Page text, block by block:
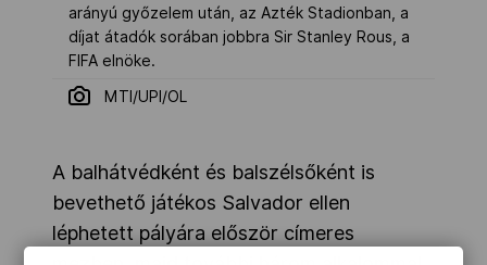
arányú győzelem után, az Azték Stadionban, a
díjat átadók sorában jobbra Sir Stanley Rous, a
FIFA elnöke.
MTI/UPI/OL
A balhátvédként és balszélsőként is
bevethető játékos Salvador ellen
léphetett pályára először címeres